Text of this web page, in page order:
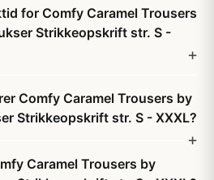
for Comfy Caramel Trousers
Strikkeopskrift str. S -
Comfy Caramel Trousers by
Strikkeopskrift str. S - XXXL?
Caramel Trousers by